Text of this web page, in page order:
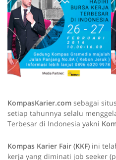
KompasKarier.com sebagai
setiap tahunnya selalu
Terbesar di Indonesia yakni
Kompas Karier Fair (KKF) ini
kerja yang diminati job seeker